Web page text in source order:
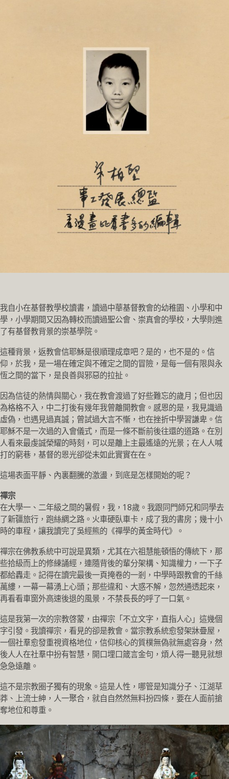
我自小在基督教學校讀書，讀過中華基督教會的幼稚園、小學和中
學，小學期間又因為轉校而讀過聖公會、崇真會的學校，大學則進
了有基督教背景的崇基學院。
這種背景，返教會信耶穌是很順理成章吧？是的，也不是的。信
仰，於我，是一場在確定與不確定之間的冒險，是每一個有限與永
恆之間的當下，是良善與邪惡的拉扯。
因為信徒的熱情與關心，我在教會渡過了好些難忘的歲月；但也因
為格格不入，中二打後有幾年我曾離開教會。感恩的是，我見識過
虛偽，也遇見過真誠；曾試過大言不慚，也在挫折中學習謙卑。信
耶穌不是一次過的入會儀式，而是一條不斷前後往還的道路。在別
人看來最虔誠榮耀的時刻，可以是離上主最遙遠的光景；在人人喊
打的窮巷，基督的恩光卻從未如此實實在在。
這場表面平靜、內裏翻騰的激盪，到底是怎樣開始的呢？
禪宗
在大學一、二年級之間的暑假，我，18歲。我跟同門師兄和同學去
了新疆旅行，跑絲綢之路。火車硬臥車卡，成了我的書房；幾十小
時的車程，讓我讀完了吳經熊的《禪學的黃金時代》。
禪宗在佛教系統中可說是異類，尤其在六祖慧能頓悟的傳統下，那
些拾級而上的修練誦經，連隨背後的輩分架構、知識權力，一下子
都給轟走。記得在讀完最後一頁掩卷的一剎，中學時跟教會的千絲
萬縷，一幕一幕湧上心頭；那些違和、大惑不解，忽然通透起來，
再看看車窗外高速後退的風景，不禁長長的呼了一口氣。
這是我第一次的宗教啓蒙，由禪宗「不立文字，直指人心」這幾個
字引發。我讀禪宗，看見的卻是教會。當宗教系統愈發架牀疊屋，
一個社羣愈發重視資格地位，信仰核心的質樸無偽就無處容身，然
後人人在社羣中扮有智慧，開口埋口箴言金句，煩人得一聽見就想
急急遠離。
這不是宗教圈子獨有的現象。這是人性，哪管是知識分子、江湖草
莽、上流士紳，人一聚合，就自自然然無料扮四條，要在人面前搶
奪地位和尊重。